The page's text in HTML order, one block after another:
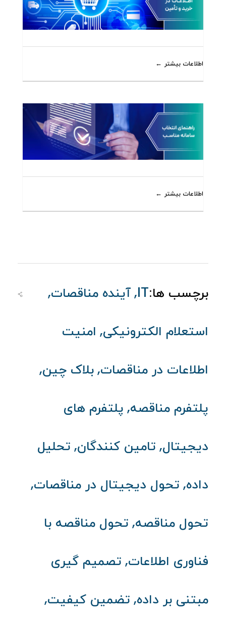
اطلاعات بیشتر
اطلاعات بیشتر
برچسب ها:IT
, آینده مناقصات,
استعلام الکترونیکی, امنیت
اطلاعات در مناقصات, بلاک چین,
پلتفرم مناقصه, پلتفرم های
دیجیتال, تامین کنندگان, تحلیل
داده, تحول دیجیتال در مناقصات,
تحول مناقصه, تحول مناقصه با
فناوری اطلاعات, تصمیم گیری
مبتنی بر داده, تضمین کیفیت,